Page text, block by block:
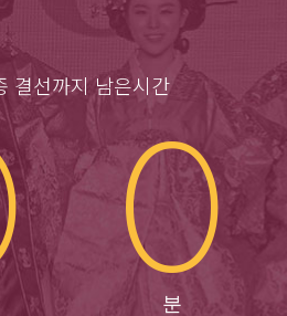
결선까지 남은시간
0